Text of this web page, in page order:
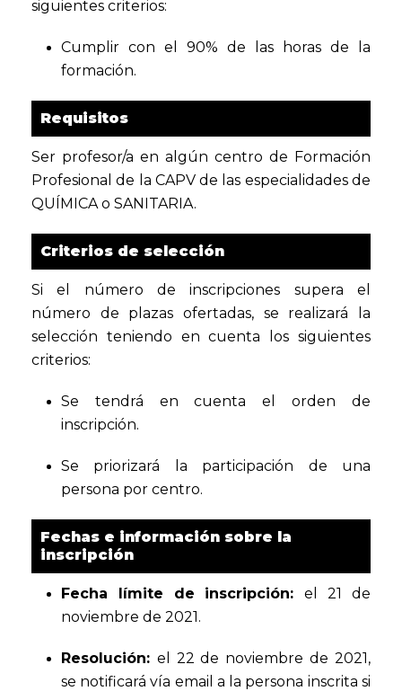
siguientes criterios:
Cumplir con el 90% de las horas de la
formación.
Requisitos
Ser profesor/a en algún centro de Formación
Profesional de la CAPV de las especialidades de
QUÍMICA o SANITARIA.
Criterios de selección
Si el número de inscripciones supera el
número de plazas ofertadas, se realizará la
selección teniendo en cuenta los siguientes
criterios:
Se tendrá en cuenta el orden de
inscripción.
Se priorizará la participación de una
persona por centro.
Fechas e información sobre la
inscripción
Fecha límite de inscripción:el 21 de
noviembre de 2021.
Resolución: el 22 de noviembre de 2021,
se notificará vía email a la persona inscrita si